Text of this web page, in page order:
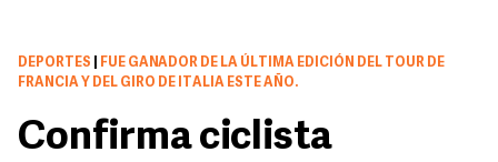
DEPORTES
FUE GANADOR DE LA ÚLTIMA EDICIÓN DEL TOUR DE
FRANCIA Y DEL GIRO DE ITALIA ESTE AÑO.
Confirma ciclista